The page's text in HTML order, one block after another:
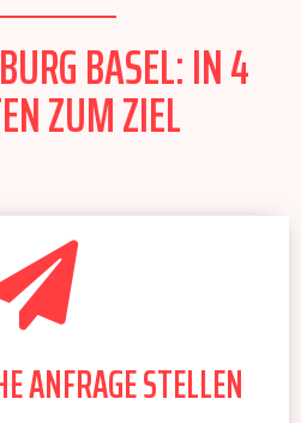
BASEL: IN 4
ZUM ZIEL
ANFRAGE STELLEN